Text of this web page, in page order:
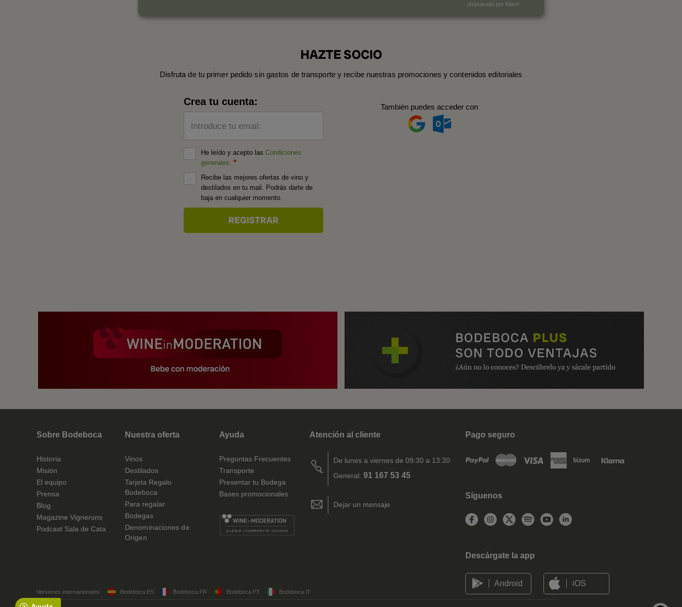
HAZTE SOCIO
Disfruta de tu primer pedido sin gastos de transporte y recibe nuestras promociones y contenidos editoriales
Crea tu cuenta:
Introduce tu email:
He leído y acepto las Condiciones
generales.
Recibe las mejores ofertas de vino y
destilados en tu mail. Podrás darte de
baja en cualquier momento.
También puedes acceder con
Sobre Bodeboca
Historia
Misión
El equipo
Prensa
Blog
Magazine Vignerons
Podcast Sala de Cata
Nuestra oferta
Vinos
Destilados
Tarjeta Regalo
Bodeboca
Para regalar
Bodegas
Denominaciones de
Origen
Ayuda
Preguntas Frecuentes
Transporte
Presentar tu Bodega
Bases promocionales
Atención al cliente
De lunes a viernes de 09:30 a 13:30
General: 91 167 53 45
Dejar un mensaje
Pago seguro
Síguenos
Descárgate la app
Android iOS
Versiones internacionales: Bodeboca ES Bodeboca FR Bodeboca PT Bodeboca IT
¡Impulsado por Klaro!